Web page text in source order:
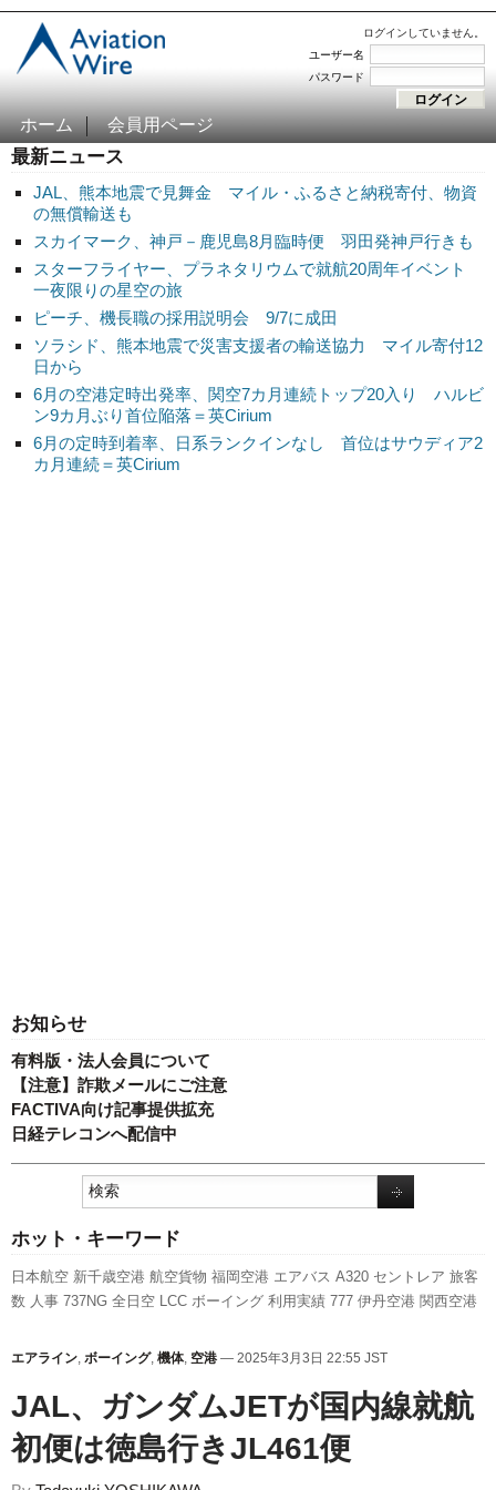
ログインしていません。
ユーザー名
パスワード
ホーム 会員用ページ
最新ニュース
JAL、熊本地震で見舞金 マイル・ふるさと納税寄付、物資
の無償輸送も
スカイマーク、神戸－鹿児島8月臨時便 羽田発神戸行きも
スターフライヤー、プラネタリウムで就航20周年イベント
一夜限りの星空の旅
ピーチ、機長職の採用説明会 9/7に成田
ソラシド、熊本地震で災害支援者の輸送協力 マイル寄付12
日から
6月の空港定時出発率、関空7カ月連続トップ20入り ハルビ
ン9カ月ぶり首位陥落＝英Cirium
6月の定時到着率、日系ランクインなし 首位はサウディア2
カ月連続＝英Cirium
お知らせ
有料版・法人会員について
【注意】詐欺メールにご注意
FACTIVA向け記事提供拡充
日経テレコンへ配信中
ホット・キーワード
日本航空 新千歳空港 航空貨物 福岡空港 エアバス A320 セントレア 旅客
数 人事 737NG 全日空 LCC ボーイング 利用実績 777 伊丹空港 関西空港
ANAホールディングス ピーチ・アビエーション 新路線 A350 XWB
787
成田空港
エアライン, ボーイング, 機体, 空港 — 2025年3月3日 22:55 JST
JAL、ガンダムJETが国内線就
初便は徳島行きJL461便